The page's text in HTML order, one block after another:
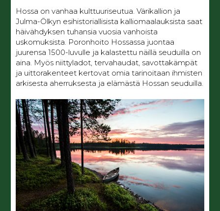
Hossa on vanhaa kulttuuriseutua. Värikallion ja
Julma-Ölkyn esihistoriallisista kalliomaalauksista saat
häivähdyksen tuhansia vuosia vanhoista
uskomuksista. Poronhoito Hossassa juontaa
juurensa 1500-luvulle ja kalastettu näillä seuduilla on
aina. Myös niittyladot, tervahaudat, savottakämpät
ja uittorakenteet kertovat omia tarinoitaan ihmisten
arkisesta aherruksesta ja elämästä Hossan seuduilla.